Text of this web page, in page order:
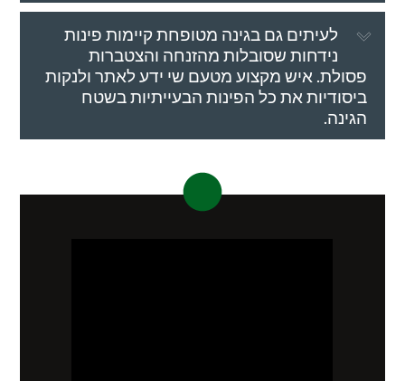
לעיתים גם בגינה מטופחת קיימות פינות
נידחות שסובלות מהזנחה והצטברות
פסולת. איש מקצוע מטעם שי ידע לאתר ולנקות
ביסודיות את כל הפינות הבעייתיות בשטח
הגינה.